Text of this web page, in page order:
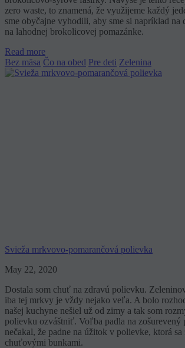
zero waste, to znamená, že využijeme každý
sme obyčajne vyhodili, aby sme si napríklad na
na lahodnej brokolicovej pomazánke.
Read more
Bez mäsa Čo na obed Pre deti Zelenina
Svieža mrkvovo-pomarančová polievka
May 22, 2020
Dostala som chuť na zdravú polievku.
iba tej mrkvy je vždy nejako veľa. A bolo
našej kuchyne nešiel už od zimy a tak som
polievku ozváštniť. Voľba padla na zošurevený
nečakal, že padne na úžitok v polievke, ktorá sa
chuťovými bunkami.